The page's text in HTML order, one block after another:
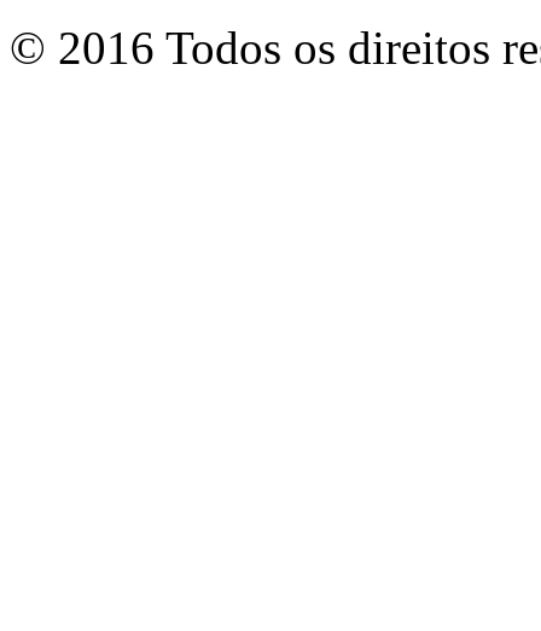
© 2016 Todos os direitos